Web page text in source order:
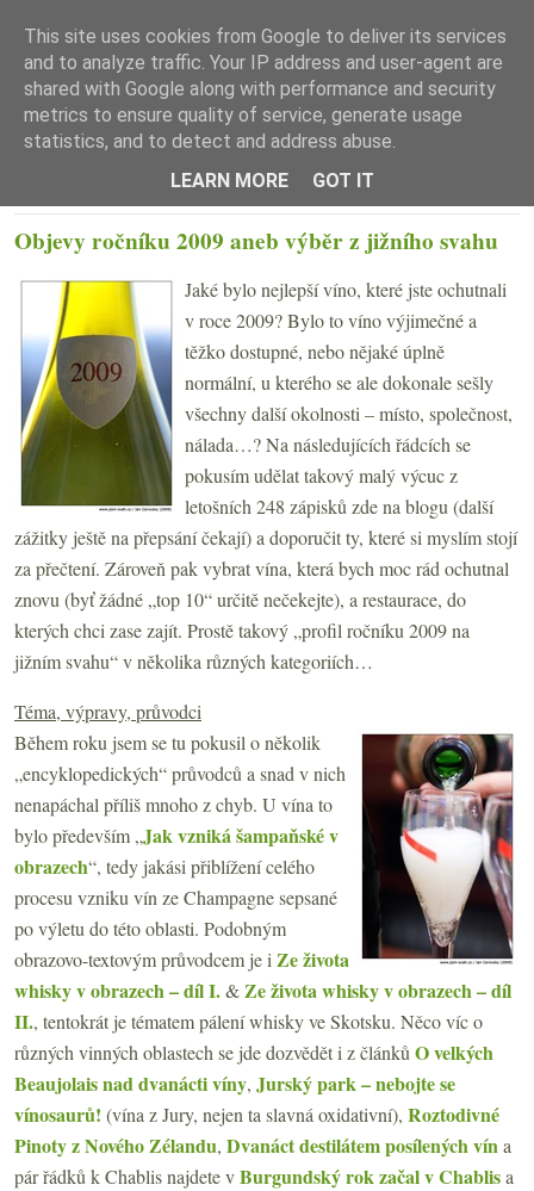
☰ Menu
Objevy ročníku 2009 aneb výběr z jižního svahu
Jaké bylo nejlepší víno, které jste ochutnali
v roce 2009? Bylo to víno výjimečné a
těžko dostupné, nebo nějaké úplně
normální, u kterého se ale dokonale sešly
všechny další okolnosti – místo, společnost,
nálada…? Na následujících řádcích se
pokusím udělat takový malý výcuc z
letošních 248 zápisků zde na blogu (další
zážitky ještě na přepsání čekají) a doporučit ty, které si myslím stojí
za přečtení. Zároveň pak vybrat vína, která bych moc rád ochutnal
znovu (byť žádné „top 10“ určitě nečekejte), a restaurace, do
kterých chci zase zajít. Prostě takový „profil ročníku 2009 na
jižním svahu“ v několika různých kategoriích…
Téma, výpravy, průvodci
Během roku jsem se tu pokusil o několik
„encyklopedických“ průvodců a snad v nich
nenapáchal příliš mnoho z chyb. U vína to
bylo především „Jak vzniká šampaňské v
obrazech“, tedy jakási přiblížení celého
procesu vzniku vín ze Champagne sepsané
po výletu do této oblasti. Podobným
obrazovo-textovým průvodcem je i Ze života
whisky v obrazech – díl I.&Ze života whisky v obrazech – díl
II., tentokrát je tématem pálení whisky ve Skotsku. Něco víc o
různých vinných oblastech se jde dozvědět i z článků O velkých
Beaujolais nad dvanácti víny, Jurský park – nebojte se
vínosaurů! (vína z Jury, nejen ta slavná oxidativní), Roztodivné
Pinoty z Nového Zélandu, Dvanáct destilátem posílených vína
pár řádků k Chablis najdete vBurgundský rok začal v Chablisa
This site uses cookies from Google to deliver its services
and to analyze traffic. Your IP address and user-agent are
shared with Google along with performance and security
metrics to ensure quality of service, generate usage
statistics, and to detect and address abuse.
LEARN MORE
GOT IT